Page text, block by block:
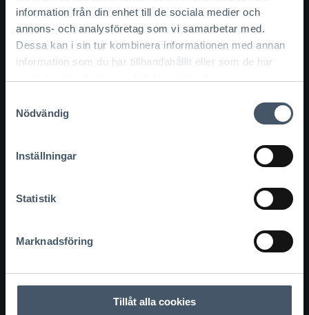
information från din enhet till de sociala medier och
annons- och analysföretag som vi samarbetar med.
Dessa kan i sin tur kombinera informationen med annan
information som du har tillhandahållit eller som de har
Nödvändig
Inställningar
Statistik
Marknadsföring
Tillåt alla cookies
Tak:
3 graders papptak med sarg på 3
sidor